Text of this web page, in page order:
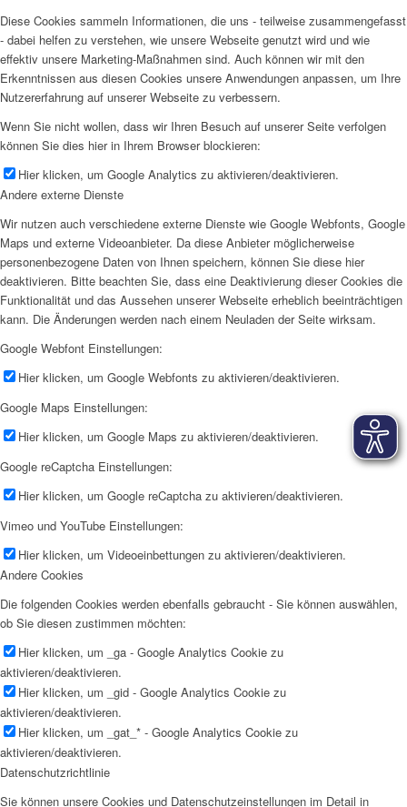
Diese Cookies sammeln Informationen, die uns - teilweise zusammengefasst
- dabei helfen zu verstehen, wie unsere Webseite genutzt wird und wie
effektiv unsere Marketing-Maßnahmen sind. Auch können wir mit den
Erkenntnissen aus diesen Cookies unsere Anwendungen anpassen, um Ihre
Nutzererfahrung auf unserer Webseite zu verbessern.
Wenn Sie nicht wollen, dass wir Ihren Besuch auf unserer Seite verfolgen
können Sie dies hier in Ihrem Browser blockieren:
Hier klicken, um Google Analytics zu aktivieren/deaktivieren.
Andere externe Dienste
Wir nutzen auch verschiedene externe Dienste wie Google Webfonts, Google
Maps und externe Videoanbieter. Da diese Anbieter möglicherweise
personenbezogene Daten von Ihnen speichern, können Sie diese hier
deaktivieren. Bitte beachten Sie, dass eine Deaktivierung dieser Cookies die
Funktionalität und das Aussehen unserer Webseite erheblich beeinträchtigen
kann. Die Änderungen werden nach einem Neuladen der Seite wirksam.
Google Webfont Einstellungen:
Hier klicken, um Google Webfonts zu aktivieren/deaktivieren.
Google Maps Einstellungen:
Hier klicken, um Google Maps zu aktivieren/deaktivieren.
Google reCaptcha Einstellungen:
Hier klicken, um Google reCaptcha zu aktivieren/deaktivieren.
Vimeo und YouTube Einstellungen:
Hier klicken, um Videoeinbettungen zu aktivieren/deaktivieren.
Andere Cookies
Die folgenden Cookies werden ebenfalls gebraucht - Sie können auswählen,
ob Sie diesen zustimmen möchten:
Hier klicken, um _ga - Google Analytics Cookie zu
aktivieren/deaktivieren.
Hier klicken, um _gid - Google Analytics Cookie zu
aktivieren/deaktivieren.
Hier klicken, um _gat_* - Google Analytics Cookie zu
aktivieren/deaktivieren.
Datenschutzrichtlinie
Sie können unsere Cookies und Datenschutzeinstellungen im Detail in